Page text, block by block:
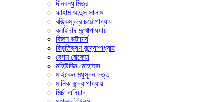
দীনবন্ধু মিত্র
ফাহাম আব্দুস সালাম
বঙ্কিমচন্দ্র চট্টোপাধ্যায়
বলাইচাঁদ মুখোপাধ্যায়
বিজন ভট্টাচার্য
বিভূতিভূষণ বন্দ্যোপাধ্যায়
বেগম রোকেয়া
মহিউদ্দিন মোহাম্মদ
মাইকেল মধুসূদন দত্ত
মানিক বন্দ্যোপাধ্যায়
মির্চা এলিয়াদ